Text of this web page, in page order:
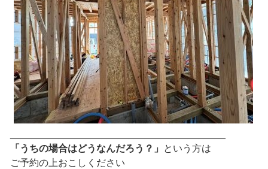
「うちの場合はどうなんだろう？」
という方は
ご予約の上おこしください